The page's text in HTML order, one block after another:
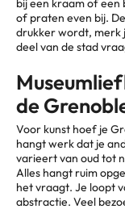
bij een kraam of een
of praten even bij.
drukker wordt, merk
deel van de stad
de
Voor kunst hoef je
hangt werk dat je
varieert van oud tot
Alles hangt ruim
het vraagt. Je loopt
abstractie. Veel